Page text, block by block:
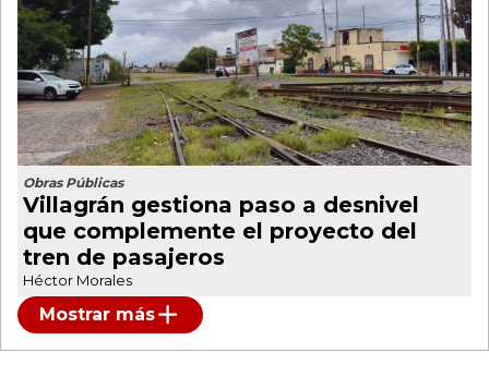
Obras Públicas
Villagrán gestiona paso a desnivel
que complemente el proyecto del
tren de pasajeros
Héctor Morales
Mostrar más